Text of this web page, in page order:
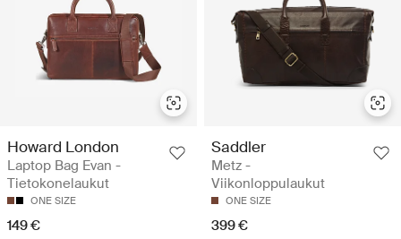
Howard London
Laptop Bag Evan -
Tietokonelaukut
ONE SIZE
149 €
Saddler
Metz -
Viikonloppulaukut
ONE SIZE
399 €